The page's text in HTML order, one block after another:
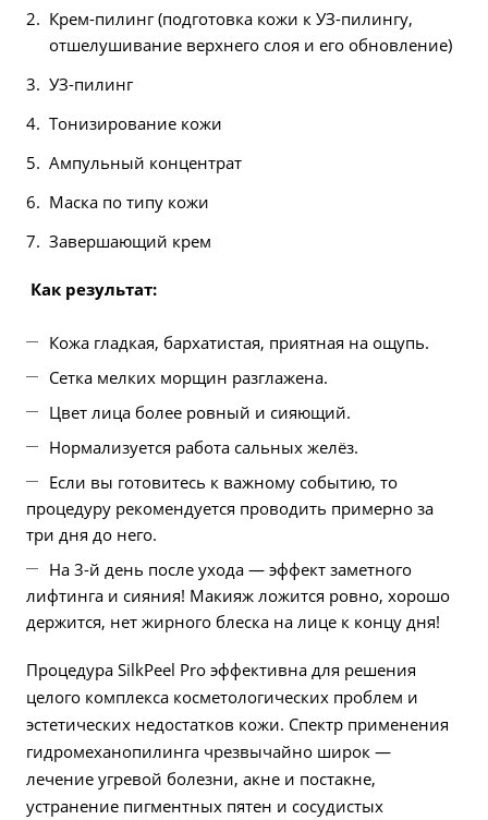
Крем-пилинг (подготовка кожи к УЗ-пилингу,
отшелушивание верхнего слоя и его обновление)
УЗ-пилинг
Тонизирование кожи
Ампульный концентрат
Маска по типу кожи
Завершающий крем
Как результат:
Кожа гладкая, бархатистая, приятная на ощупь.
Сетка мелких морщин разглажена.
Цвет лица более ровный и сияющий.
Нормализуется работа сальных желёз.
Если вы готовитесь к важному событию, то
процедуру рекомендуется проводить примерно за
три дня до него.
На 3-й день после ухода — эффект заметного
лифтинга и сияния! Макияж ложится ровно, хорошо
держится, нет жирного блеска на лице к концу дня!
Процедура SilkPeel Pro эффективна для решения
целого комплекса косметологических проблем и
эстетических недостатков кожи. Спектр применения
гидромеханопилинга чрезвычайно широк —
лечение угревой болезни, акне и постакне,
устранение пигментных пятен и сосудистых